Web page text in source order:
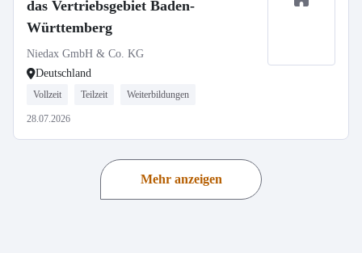
das Vertriebsgebiet Baden-
Württemberg
Niedax GmbH & Co. KG
Deutschland
Vollzeit Teilzeit Weiterbildungen
28.07.2026
Mehr anzeigen